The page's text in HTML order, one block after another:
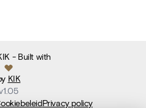
- Built with
KIK
1.05
Privacy policy